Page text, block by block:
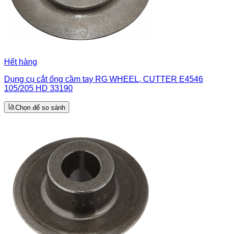
Hết hàng
Dụng cụ cắt ống cầm tay RG WHEEL, CUTTER E4546
105/205 HD 33190
Chọn để so sánh